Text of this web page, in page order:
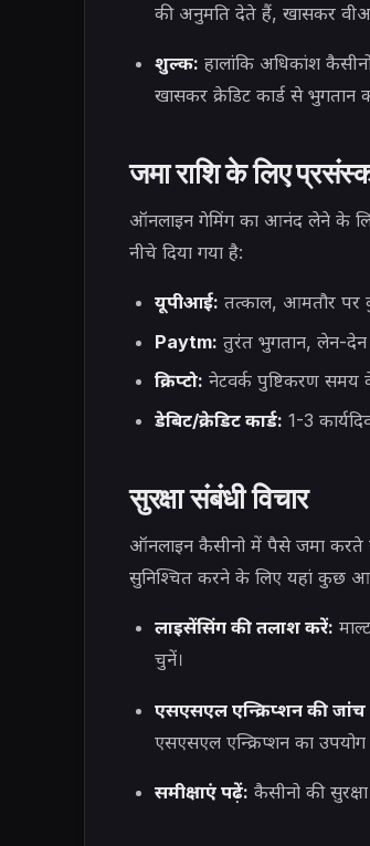
की अनुमति देते हैं, खासकर
शुल्क: हालांकि अधिकांश
खासकर क्रेडिट कार्ड से
जमा राशि के लिए
ऑनलाइन गेमिंग का आनंद लेने के लिए
नीचे दिया गया है:
यूपीआई: तत्काल, आमतौर पर
Paytm: तुरंत भुगतान, लेन-देन
क्रिप्टो: नेटवर्क पुष्टिकरण
डेबिट/क्रेडिट कार्ड: 1-3
सुरक्षा संबंधी विचार
ऑनलाइन कैसीनो में पैसे जमा करते
सुनिश्चित करने के लिए यहां कुछ
लाइसेंसिंग की तलाश करें:
चुनें।
एसएसएल एन्क्रिप्शन की
एसएसएल एन्क्रिप्शन का
समीक्षाएं पढ़ें: कैसीनो की